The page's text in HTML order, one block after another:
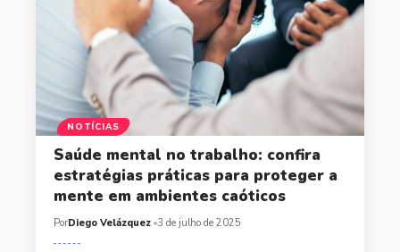
NOTÍCIAS
Saúde mental no trabalho: confira
estratégias práticas para proteger a
mente em ambientes caóticos
PorDiego Velázquez 3 de julho de 2025